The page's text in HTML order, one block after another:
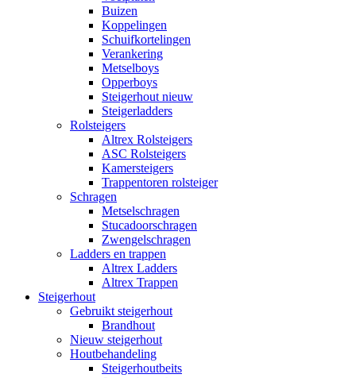
Buizen
Koppelingen
Schuifkortelingen
Verankering
Metselboys
Opperboys
Steigerhout nieuw
Steigerladders
Rolsteigers
Altrex Rolsteigers
ASC Rolsteigers
Kamersteigers
Trappentoren rolsteiger
Schragen
Metselschragen
Stucadoorschragen
Zwengelschragen
Ladders en trappen
Altrex Ladders
Altrex Trappen
Steigerhout
Gebruikt steigerhout
Brandhout
Nieuw steigerhout
Houtbehandeling
Steigerhoutbeits